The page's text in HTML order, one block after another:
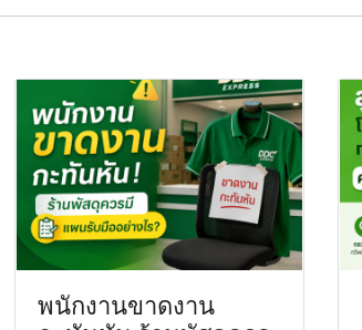
พนักงานขาดงาน